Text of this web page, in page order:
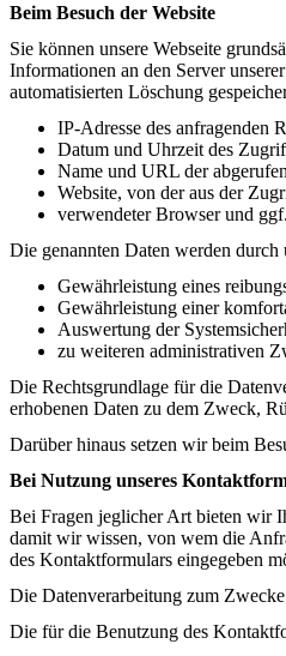
Beim Besuch der Website
Sie können unsere Webseite
Informationen an den Server
automatisierten Löschung
IP-Adresse des anfragenden
Datum und Uhrzeit des
Name und URL der
Website, von der aus der
verwendeter Browser und
Die genannten Daten werden
Gewährleistung eines
Gewährleistung einer
Auswertung der
zu weiteren administrativen
Die Rechtsgrundlage für die
erhobenen Daten zu dem Zweck,
Darüber hinaus setzen wir beim
Bei Nutzung unseres
Bei Fragen jeglicher Art bieten wir
damit wir wissen, von wem die
des Kontaktformulars eingegeben
Die Datenverarbeitung zum
Die für die Benutzung des